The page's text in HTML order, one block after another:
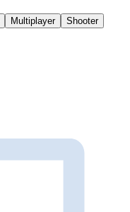
Multiplayer
Shooter